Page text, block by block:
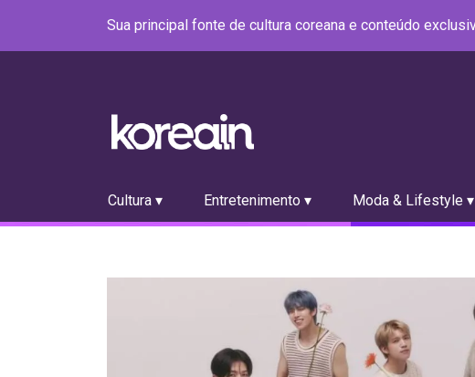
Sua principal fonte de cultura coreana e conteúdo
Cultura ▾ Entretenimento ▾ Moda & Lifestyle ▾